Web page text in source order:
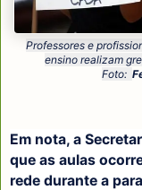
Professores e
ensino realizam
Foto:
Em nota, a
que as aulas
rede durante a